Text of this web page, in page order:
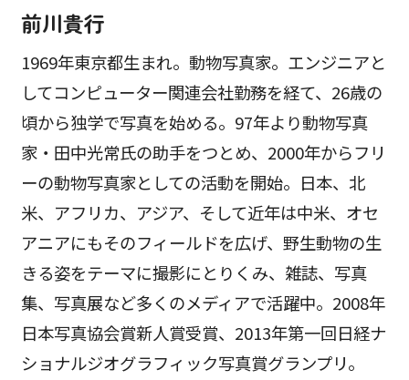
前川貴行
1969年東京都生まれ。動物写真家。エンジニアと
してコンピューター関連会社勤務を経て、26歳の
頃から独学で写真を始める。97年より動物写真
家・田中光常氏の助手をつとめ、2000年からフリ
ーの動物写真家としての活動を開始。日本、北
米、アフリカ、アジア、そして近年は中米、オセ
アニアにもそのフィールドを広げ、野生動物の生
きる姿をテーマに撮影にとりくみ、雑誌、写真
集、写真展など多くのメディアで活躍中。2008年
日本写真協会賞新人賞受賞、2013年第一回日経ナ
ショナルジオグラフィック写真賞グランプリ。